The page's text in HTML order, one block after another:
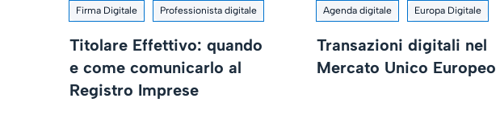
Firma Digitale Professionista digitale
Titolare Effettivo: quando
e come comunicarlo al
Registro Imprese
Agenda digitale Europa Digitale
Transazioni digitali nel
Mercato Unico Europeo